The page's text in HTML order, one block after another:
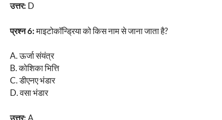
उत्तर: D
प्रश्न 6:माइटोकॉन्ड्रिया को किस नाम से जाना जाता है?
A. ऊर्जा संयंत्र
B. कोशिका भित्ति
C. डीएनए भंडार
D. वसा भंडार
उत्तर: A